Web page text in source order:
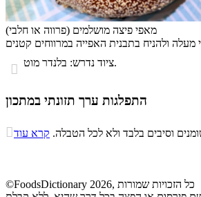
מאפי פיצה מושלמים (פרווה או חלבי)
 ציוד נדרש: בלנדר מוט.
התפלגות ערך תזונתי במתכון
התפלגות ערך תזונתי במתכון
סיבים
 וסיבים בלבד ולא לכל הטבלה. קרא עוד
©FoodsDictionary 2026, כל הזכויות שמורות